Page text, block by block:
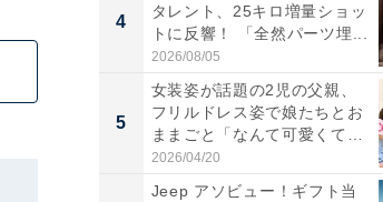
4
タレント、25キロ増量ショッ
トに反響！ 「全然パーツ埋...
2026/08/05
5
女装姿が話題の2児の父親、
フリルドレス姿で娘たちとお
ままごと「なんて可愛くて平
和...
2026/04/20
Jeep アソビュー！ギフト当